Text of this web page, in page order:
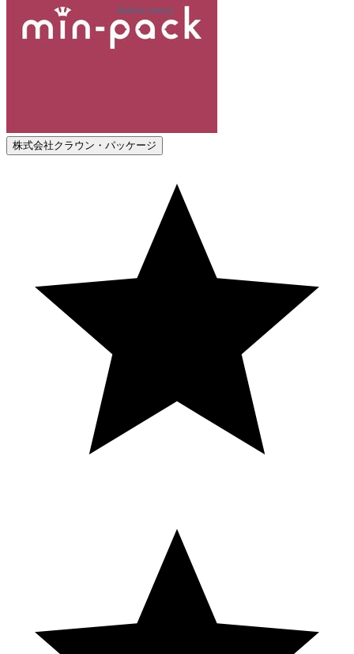
株式会社クラウン・パッケージ